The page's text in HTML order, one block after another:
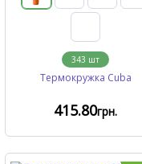
343 шт
Термокружка Cuba
415.80грн.